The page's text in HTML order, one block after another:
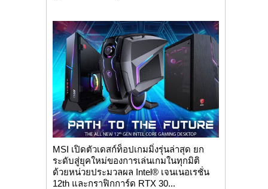
MSI เปิดตัวเดสก์ท็อปเกมมิ่งรุ่นล่าสุด ยก
ระดับสู่ยุคใหม่ของการเล่นเกมในทุกมิติ
ด้วยหน่วยประมวลผล Intel® เจนเนอเรชั่น
12th และกราฟิกการ์ด RTX 30...